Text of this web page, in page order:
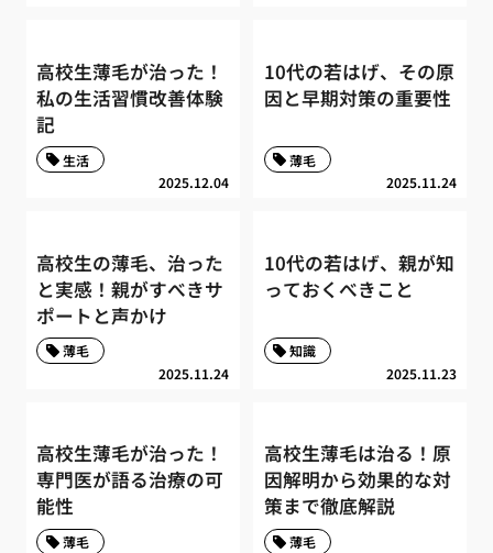
高校生薄毛が治った！
私の生活習慣改善体験
記
2025.12.04
生活
10代の若はげ、その原
因と早期対策の重要性
2025.11.24
薄毛
高校生の薄毛、治った
と実感！親がすべきサ
ポートと声かけ
2025.11.24
薄毛
10代の若はげ、親が知
っておくべきこと
2025.11.23
知識
高校生薄毛が治った！
専門医が語る治療の可
能性
薄毛
高校生薄毛は治る！原
因解明から効果的な対
策まで徹底解説
薄毛